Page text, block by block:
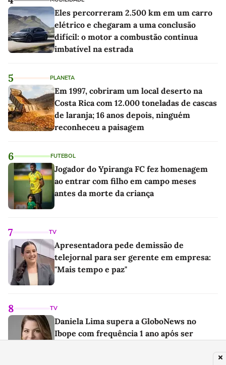
Eles percorreram 2.500 km em um carro
elétrico e chegaram a uma conclusão
difícil: o motor a combustão continua
imbatível na estrada
5 PLANETA
Em 1997, cobriram um local deserto na
Costa Rica com 12.000 toneladas de cascas
de laranja; 16 anos depois, ninguém
reconheceu a paisagem
6 FUTEBOL
Jogador do Ypiranga FC fez homenagem
ao entrar com filho em campo meses
antes da morte da criança
7 TV
Apresentadora pede demissão de
telejornal para ser gerente em empresa:
"Mais tempo e paz"
8 TV
Daniela Lima supera a GloboNews no
Ibope com frequência 1 ano após ser